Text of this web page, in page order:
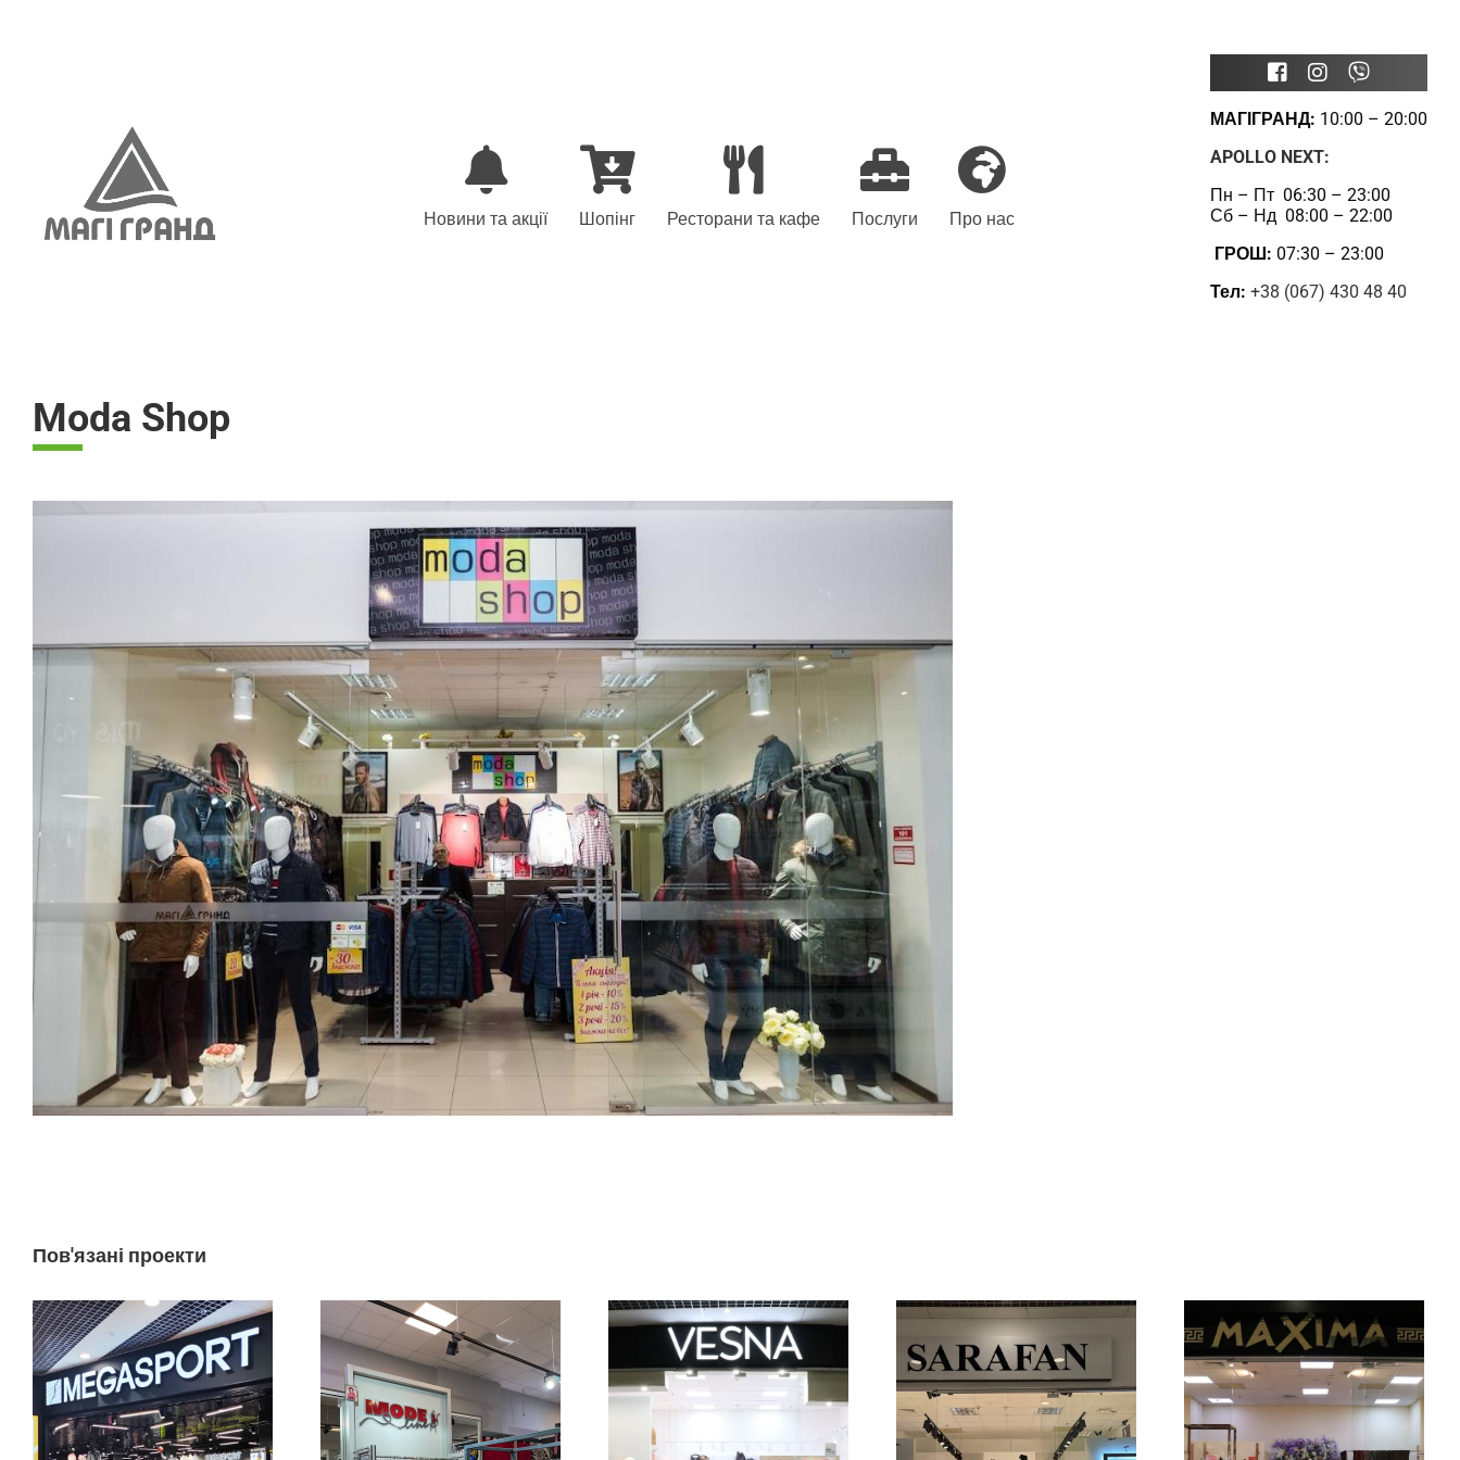
Новини та акції Шопінг Ресторани та кафе Послуги Про нас
МАГІГРАНД: 10:00 – 20:00
APOLLO NEXT:
Пн – Пт 06:30 – 23:00
Сб – Нд 08:00 – 22:00
ГРОШ: 07:30 – 23:00
Тел: +38 (067) 430 48 40
Moda Shop
Пов'язані проекти